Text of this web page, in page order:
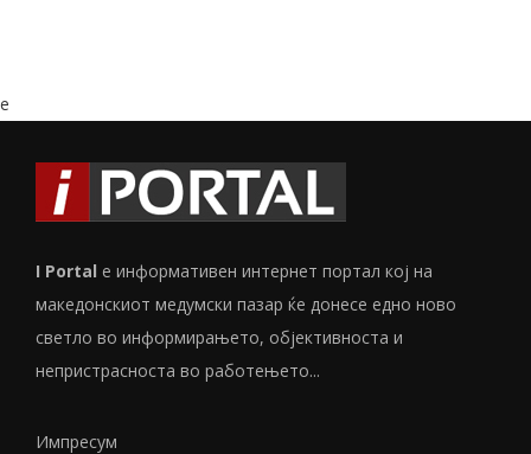
e
I Portal е информативен интернет портал кој на
македонскиот медумски пазар ќе донесе едно ново
светло во информирањето, објективноста и
непристрасноста во работењето...
Импресум